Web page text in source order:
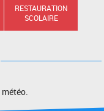
RESTAURATION
SCOLAIRE